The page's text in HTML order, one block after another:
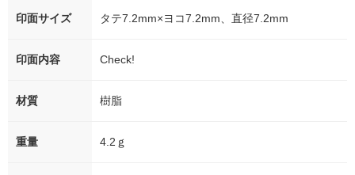
印面サイズ タテ7.2mm×ヨコ7.2mm、直径7.2mm
印面内容 Check!
材質 樹脂
重量 4.2ｇ